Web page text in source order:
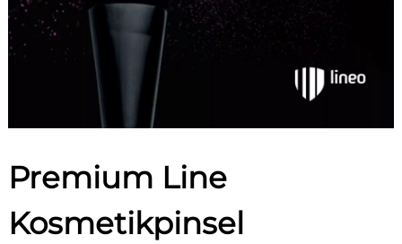
Premium Line
Kosmetikpinsel